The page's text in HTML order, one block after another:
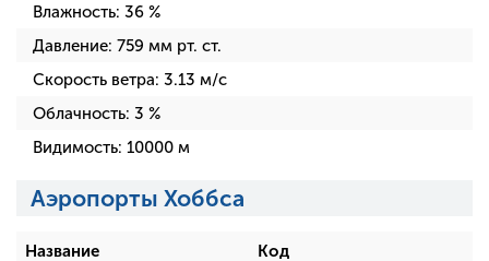
Влажность: 36 %
Давление: 759 мм рт. ст.
Скорость ветра: 3.13 м/с
Облачность: 3 %
Видимость: 10000 м
Аэропорты Хоббса
Название Код